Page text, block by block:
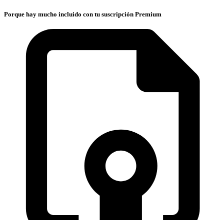
Porque hay mucho incluido con tu suscripción Premium